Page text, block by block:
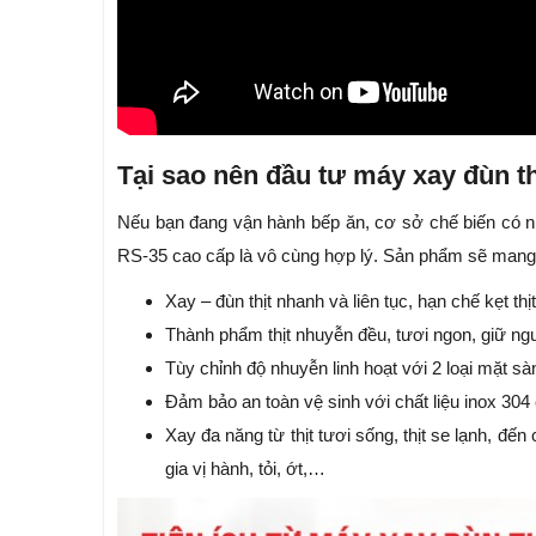
Tại sao nên đầu tư máy xay đùn
Nếu bạn đang vận hành bếp ăn, cơ sở chế biến có
RS-35 cao cấp là vô cùng hợp lý. Sản phẩm sẽ
Xay – đùn thịt nhanh và liên tục, hạn chế kẹt
Thành phẩm thịt nhuyễn đều, tươi ngon, giữ
Tùy chỉnh độ nhuyễn linh hoạt với 2 loại mặt
Đảm bảo an toàn vệ sinh với chất liệu inox 304
Xay đa năng từ thịt tươi sống, thịt se lạnh,
gia vị hành, tỏi, ớt,…